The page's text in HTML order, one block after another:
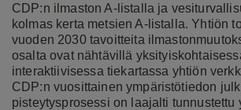
CDP:n ilmaston A-listalla ja
kolmas kerta metsien A-listalla. Yhtiön
vuoden 2030 tavoitteita
osalta ovat nähtävillä
interaktiivisessa tiekartassa yhtiön
CDP:n vuosittainen ympäristötiedon
pisteytysprosessi on laajalti tunnustettu